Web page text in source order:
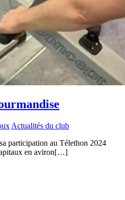
Actualités du club
participation au Télethon 2024
en aviron[…]